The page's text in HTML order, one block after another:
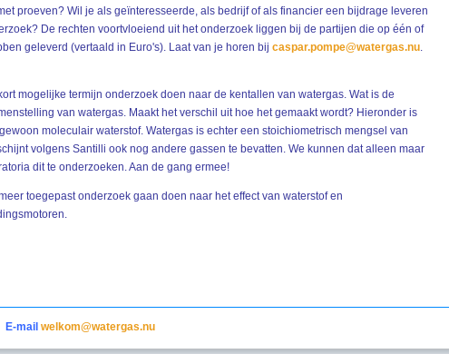
proeven? Wil je als geïnteresseerde, als bedrijf of als financier een bijdrage leveren
De rechten voortvloeiend uit het onderzoek liggen bij de partijen die op één of
geleverd (vertaald in Euro's). Laat van je horen bij caspar.pompe@watergas.nu.
mogelijke termijn onderzoek doen naar de kentallen van watergas. Wat is de
van watergas. Maakt het verschil uit hoe het gemaakt wordt? Hieronder is
moleculair waterstof. Watergas is echter een stoichiometrisch mengsel van
volgens Santilli ook nog andere gassen te bevatten. We kunnen dat alleen maar
dit te onderzoeken. Aan de gang ermee!
toegepast onderzoek gaan doen naar het effect van waterstof en
E-mail welkom@watergas.nu